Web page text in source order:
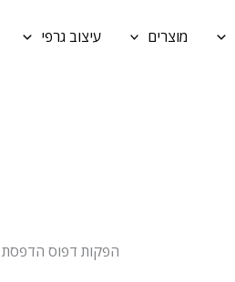
מוצרים עיצוב גרפי